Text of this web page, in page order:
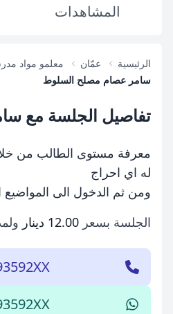
المشاهدات
الرئيسية عمّان معلمو مواد
سامر عصام مصلح السلوط
تفاصيل الجلسة مع
معرفة مستوى الطالب من
له اي احراج
ومن ثم الدخول الى المواضيع
الجلسة بسعر 12.00 دينار